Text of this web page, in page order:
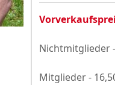
Nichtmitglieder
Mitglieder -